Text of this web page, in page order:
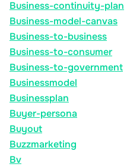
Business-continuity-plan
Business-model-canvas
Business-to-business
Business-to-consumer
Business-to-government
Businessmodel
Businessplan
Buyer-persona
Buyout
Buzzmarketing
Bv